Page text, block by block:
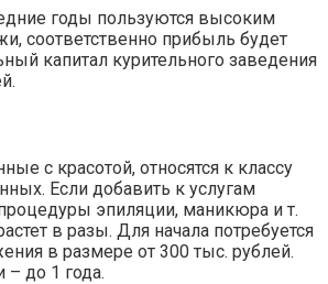
годы пользуются высоким
соответственно прибыль будет
капитал курительного заведения
с красотой, относятся к классу
Если добавить к услугам
эпиляции, маникюра и т.
в разы. Для начала потребуется
в размере от 300 тыс. рублей.
– до 1 года.